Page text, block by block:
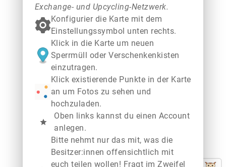
Exchange- und Upcycling-Netzwerk.
Konfigurier die Karte mit dem
Einstellungssymbol unten rechts.
Klick in die Karte um neuen
Sperrmüll oder Verschenkenkisten
einzutragen.
Klick existierende Punkte in der Karte
an um Fotos zu sehen und
hochzuladen.
star
Oben links kannst du einen Account
anlegen.
Bitte nehmt nur das mit, was die
Besitzer:innen offensichtlich mit
euch teilen wollen! Fragt im Zweifel